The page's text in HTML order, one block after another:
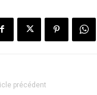
précédent